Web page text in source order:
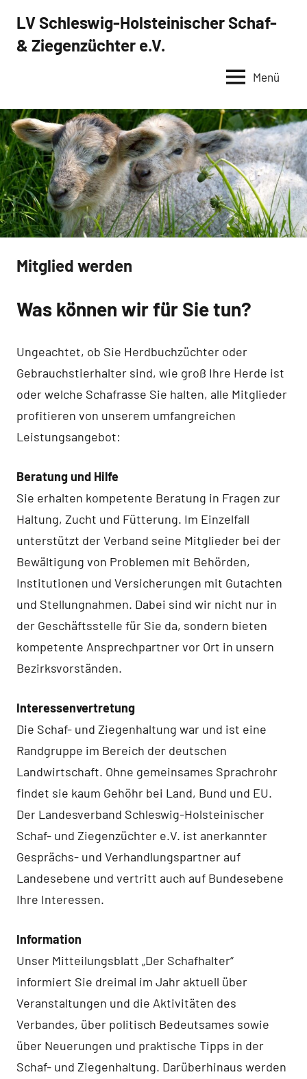
Inhalt
springen
LV Schleswig-Holsteinischer Schaf-
& Ziegenzüchter e.V.
Menü
Mitglied werden
Was können wir für Sie tun?
Ungeachtet, ob Sie Herdbuchzüchter oder
Gebrauchstierhalter sind, wie groß Ihre Herde ist
oder welche Schafrasse Sie halten, alle Mitglieder
profitieren von unserem umfangreichen
Leistungsangebot:
Beratung und Hilfe
Sie erhalten kompetente Beratung in Fragen zur
Haltung, Zucht und Fütterung. Im Einzelfall
unterstützt der Verband seine Mitglieder bei der
Bewältigung von Problemen mit Behörden,
Institutionen und Versicherungen mit Gutachten
und Stellungnahmen. Dabei sind wir nicht nur in
der Geschäftsstelle für Sie da, sondern bieten
kompetente Ansprechpartner vor Ort in unsern
Bezirksvorständen.
Interessenvertretung
Die Schaf- und Ziegenhaltung war und ist eine
Randgruppe im Bereich der deutschen
Landwirtschaft. Ohne gemeinsames Sprachrohr
findet sie kaum Gehöhr bei Land, Bund und EU.
Der Landesverband Schleswig-Holsteinischer
Schaf- und Ziegenzüchter e.V. ist anerkannter
Gesprächs- und Verhandlungspartner auf
Landesebene und vertritt auch auf Bundesebene
Ihre Interessen.
Information
Unser Mitteilungsblatt „Der Schafhalter“
informiert Sie dreimal im Jahr aktuell über
Veranstaltungen und die Aktivitäten des
Verbandes, über politisch Bedeutsames sowie
über Neuerungen und praktische Tipps in der
Schaf- und Ziegenhaltung. Darüberhinaus werden